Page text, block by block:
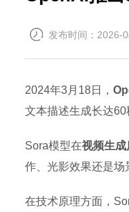
发布时间：2026-
2024年3月18日，
文本描述生成长达60
Sora模型在视频生
作、光影效果还是场
在技术原理方面，